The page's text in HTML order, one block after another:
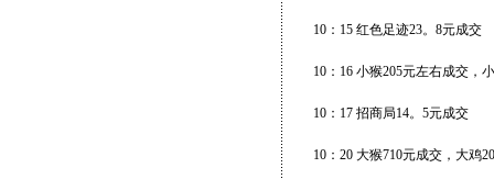
10：15 红色足迹23。8元成交
10：16 小猴205元左右成交，
10：17 招商局14。5元成交
10：20 大猴710元成交，大鸡